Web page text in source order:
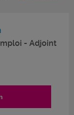
- Adjoint